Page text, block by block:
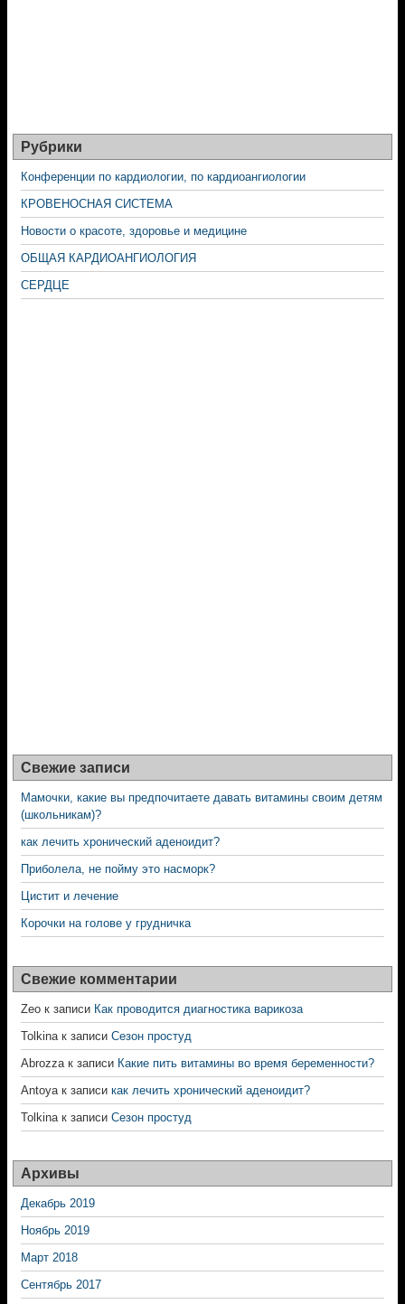
Рубрики
Конференции по кардиологии, по кардиоангиологии
КРОВЕНОСНАЯ СИСТЕМА
Новости о красоте, здоровье и медицине
ОБЩАЯ КАРДИОАНГИОЛОГИЯ
СЕРДЦЕ
Свежие записи
Мамочки, какие вы предпочитаете давать витамины своим детям
(школьникам)?
как лечить хронический аденоидит?
Приболела, не пойму это насморк?
Цистит и лечение
Корочки на голове у грудничка
Свежие комментарии
Zeo к записи Как проводится диагностика варикоза
Tolkinaк записи Сезон простуд
Abrozzaк записи Какие пить витамины во время беременности?
Antoyaк записи как лечить хронический аденоидит?
Tolkinaк записи Сезон простуд
Архивы
Декабрь 2019
Ноябрь 2019
Март 2018
Сентябрь 2017